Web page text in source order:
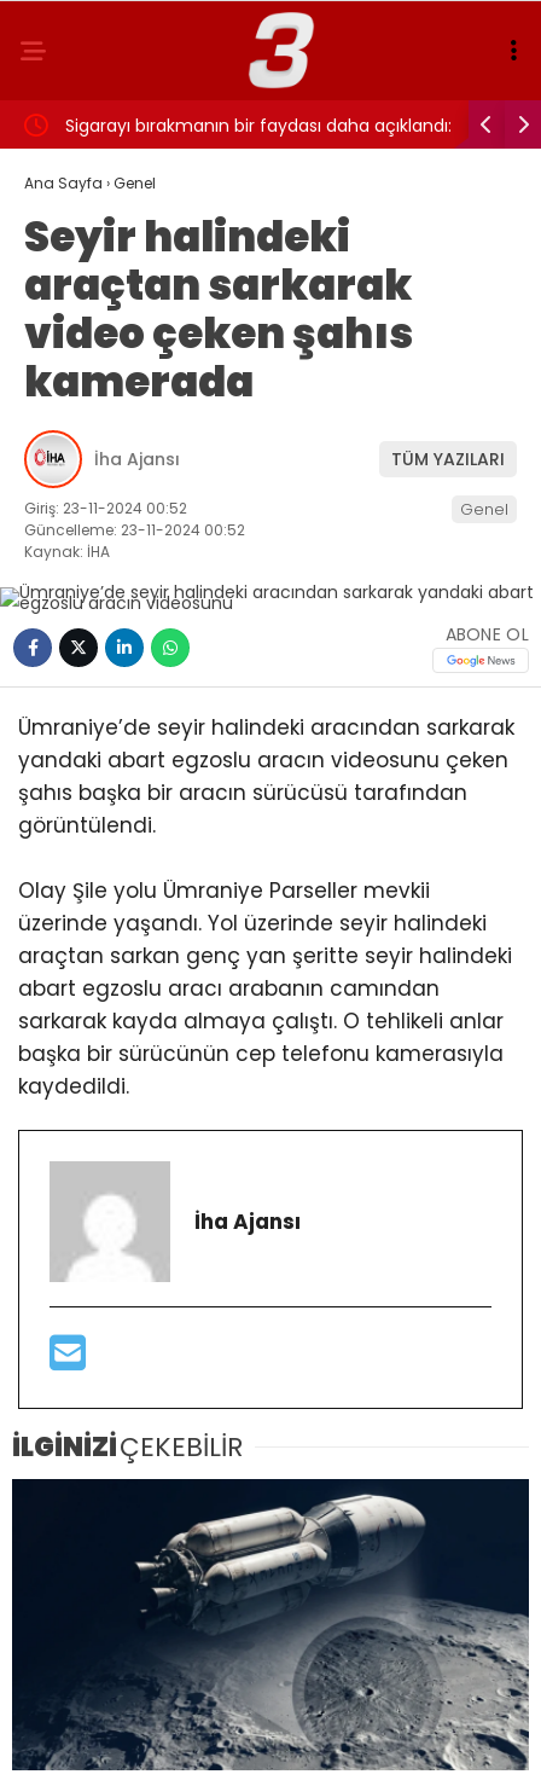
Sigarayı bırakmanın bir faydası daha açıklandı:
Beyin sağlığı için 7 yıl detayı dikkat çekti
Ana Sayfa ›Genel
Seyir halindeki
araçtan sarkarak
video çeken şahıs
kamerada
İha Ajansı TÜM YAZILARI
Giriş: 23-11-2024 00:52
Güncelleme: 23-11-2024 00:52
Kaynak: İHA
Genel
ABONE OL
Ümraniye’de seyir halindeki aracından sarkarak
yandaki abart egzoslu aracın videosunu çeken
şahıs başka bir aracın sürücüsü tarafından
görüntülendi.
Olay Şile yolu Ümraniye Parseller mevkii
üzerinde yaşandı. Yol üzerinde seyir halindeki
araçtan sarkan genç yan şeritte seyir halindeki
abart egzoslu aracı arabanın camından
sarkarak kayda almaya çalıştı. O tehlikeli anlar
başka bir sürücünün cep telefonu kamerasıyla
kaydedildi.
İha Ajansı
İLGİNİZİÇEKEBİLİR